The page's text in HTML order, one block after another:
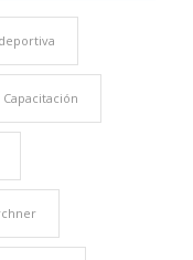
Capacitación